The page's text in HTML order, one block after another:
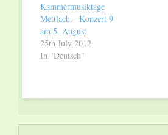
Kammermusiktage
Mettlach – Konzert 9
am 5. August
25th July 2012
In "Deutsch"